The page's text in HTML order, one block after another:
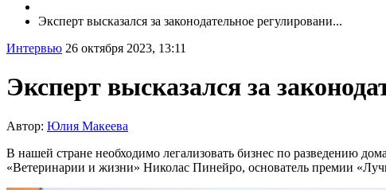
Эксперт высказался за законодательное регулировани...
Интервью 26 октября 2023, 13:11
Эксперт высказался за
Автор: Юлия Макеева
В нашей стране необходимо легализовать бизнес по разведению
«Ветеринарии и жизни» Николас Пинейро, основатель премии